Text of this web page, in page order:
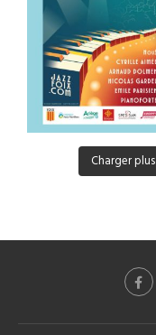
Charger plus